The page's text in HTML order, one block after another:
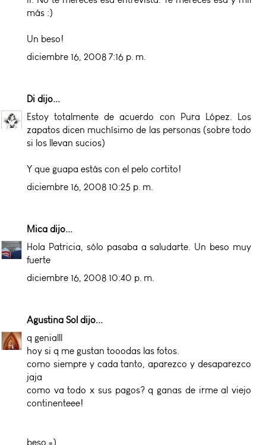
más :)
Un beso!
diciembre 16, 2008 7:16 p. m.
Di dijo...
Estoy totalmente de acuerdo con Pura López. Los
zapatos dicen muchísimo de las personas (sobre todo
si los llevan sucios)
Y que guapa estás con el pelo cortito!
diciembre 16, 2008 10:25 p. m.
Mica dijo...
Hola Patricia, sólo pasaba a saludarte. Un beso muy
fuerte
diciembre 16, 2008 10:40 p. m.
Agustina Sol dijo...
q genialll
hoy si q me gustan tooodas las fotos.
como siempre y cada tanto, aparezco y desaparezco
jaja
como va todo x sus pagos? q ganas de irme al viejo
continenteee!
beso =)